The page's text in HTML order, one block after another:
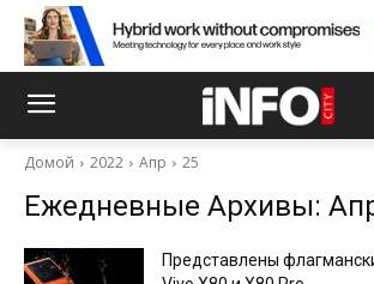
Домой 2022 Апр 25
Ежедневные Архивы:
Представлены